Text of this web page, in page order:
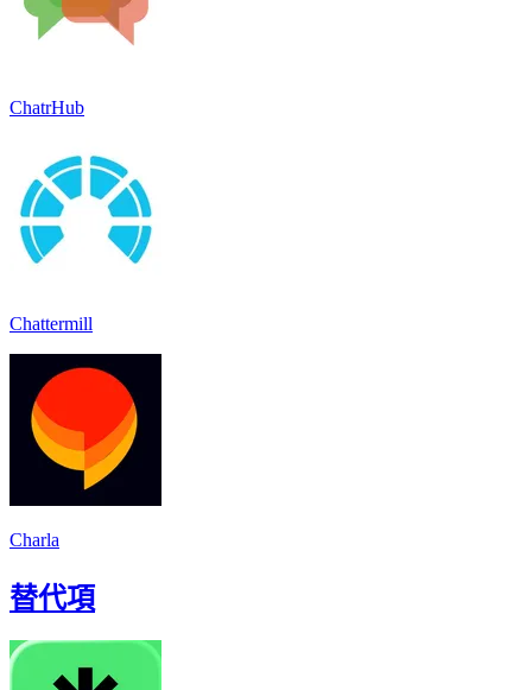
ChatrHub
Chattermill
Charla
替代項